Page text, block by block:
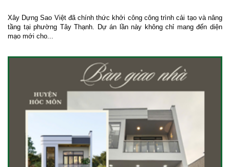
Xây Dựng Sao Việt đã chính thức khởi công công trình cải tạo và nâng
tầng tại phường Tây Thạnh. Dự án lần này không chỉ mang đến diện
mạo mới cho...